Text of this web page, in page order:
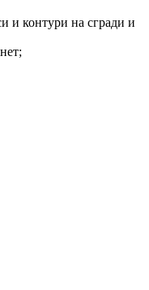
и контури на сгради и